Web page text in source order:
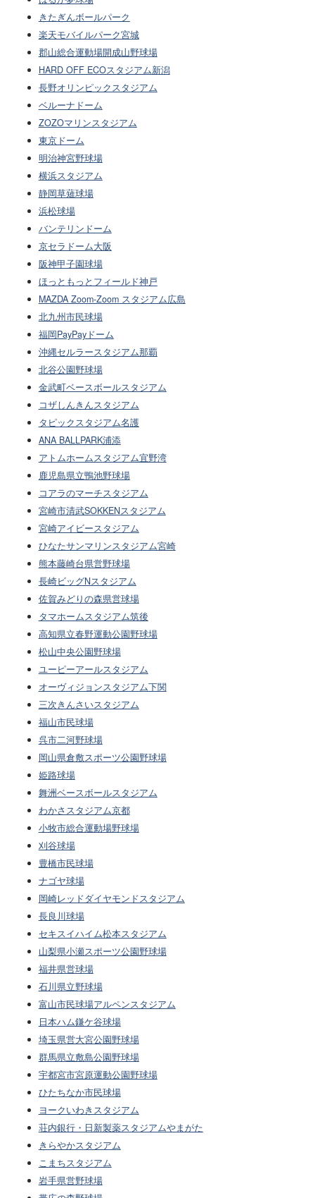
きたぎんボールパーク
楽天モバイルパーク宮城
郡山総合運動場開成山野球場
HARD OFF ECOスタジアム新潟
長野オリンピックスタジアム
ベルーナドーム
ZOZOマリンスタジアム
東京ドーム
明治神宮野球場
横浜スタジアム
静岡草薙球場
浜松球場
バンテリンドーム
京セラドーム大阪
阪神甲子園球場
ほっともっとフィールド神戸
MAZDA Zoom-Zoom スタジアム広島
北九州市民球場
福岡PayPayドーム
沖縄セルラースタジアム那覇
北谷公園野球場
金武町ベースボールスタジアム
コザしんきんスタジアム
タピックスタジアム名護
ANA BALLPARK浦添
アトムホームスタジアム宜野湾
鹿児島県立鴨池野球場
コアラのマーチスタジアム
宮崎市清武SOKKENスタジアム
宮崎アイビースタジアム
ひなたサンマリンスタジアム宮崎
熊本藤崎台県営野球場
長崎ビッグNスタジアム
佐賀みどりの森県営球場
タマホームスタジアム筑後
高知県立春野運動公園野球場
松山中央公園野球場
ユーピーアールスタジアム
オーヴィジョンスタジアム下関
三次きんさいスタジアム
福山市民球場
呉市二河野球場
岡山県倉敷スポーツ公園野球場
姫路球場
舞洲ベースボールスタジアム
わかさスタジアム京都
小牧市総合運動場野球場
刈谷球場
豊橋市民球場
ナゴヤ球場
岡崎レッドダイヤモンドスタジアム
長良川球場
セキスイハイム松本スタジアム
山梨県小瀬スポーツ公園野球場
福井県営球場
石川県立野球場
富山市民球場アルペンスタジアム
日本ハム鎌ケ谷球場
埼玉県営大宮公園野球場
群馬県立敷島公園野球場
宇都宮市宮原運動公園野球場
ひたちなか市民球場
ヨークいわきスタジアム
荘内銀行・日新製薬スタジアムやまがた
きらやかスタジアム
こまちスタジアム
岩手県営野球場